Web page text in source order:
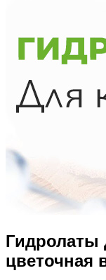
Гидролаты
цветочная